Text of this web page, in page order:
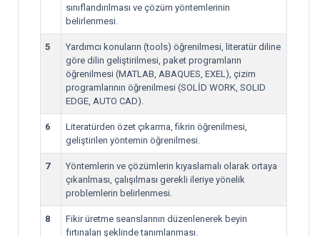
sınıflandırılması ve çözüm yöntemlerinin
belirlenmesi.
5
Yardımcı konuların (tools) öğrenilmesi, literatür diline
göre dilin geliştirilmesi, paket programların
öğrenilmesi (MATLAB, ABAQUES, EXEL), çizim
programlarının öğrenilmesi (SOLİD WORK, SOLID
EDGE, AUTO CAD).
6
Literatürden özet çıkarma, fikrin öğrenilmesi,
geliştirilen yöntemin öğrenilmesi.
7
Yöntemlerin ve çözümlerin kıyaslamalı olarak ortaya
çıkarılması, çalışılması gerekli ileriye yönelik
problemlerin belirlenmesi.
8
Fikir üretme seanslarının düzenlenerek beyin
fırtınaları şeklinde tanımlanması.